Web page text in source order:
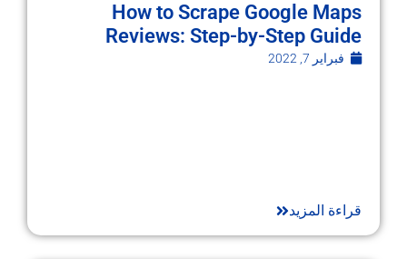
How to Scrape Google Maps
Reviews: Step-by-Step Guide
فبراير 7, 2022
قراءة المزيد